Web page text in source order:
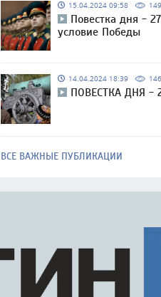
15.04.2024 09:58
Повестка дня -
условие Победы
14.04.2024 18:39
ПОВЕСТКА ДНЯ -
ВСЕ ВАЖНЫЕ ПУБЛИКАЦИИ